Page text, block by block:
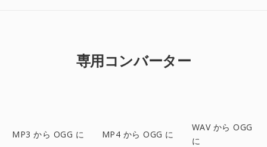
専用コンバーター
MP3 から OGG に MP4 から OGG に
WAV から OGG
に